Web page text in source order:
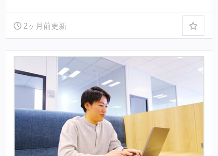
2ヶ月前更新